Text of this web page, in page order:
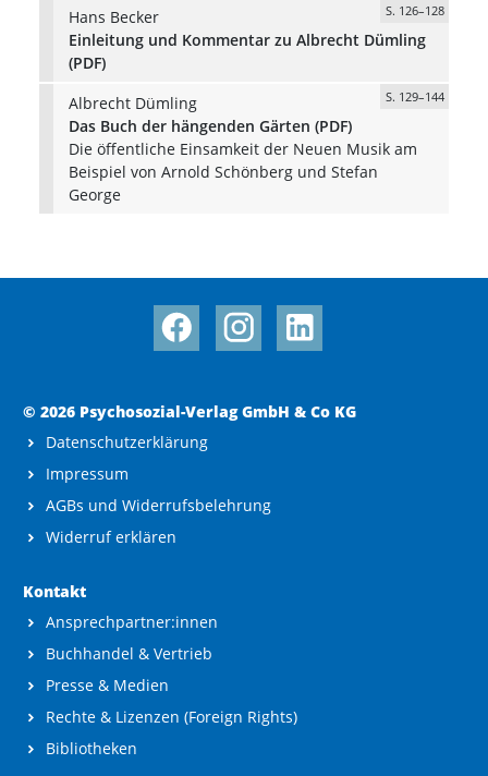
Hans Becker
S. 126–128
Einleitung und Kommentar zu Albrecht Dümling
(PDF)
Albrecht Dümling
S. 129–144
Das Buch der hängenden Gärten (PDF)
Die öffentliche Einsamkeit der Neuen Musik am
Beispiel von Arnold Schönberg und Stefan
George
© 2026 Psychosozial-Verlag GmbH & Co KG
Datenschutzerklärung
Impressum
AGBs und Widerrufsbelehrung
Widerruf erklären
Kontakt
Ansprechpartner:innen
Buchhandel & Vertrieb
Presse & Medien
Rechte & Lizenzen (Foreign Rights)
Bibliotheken